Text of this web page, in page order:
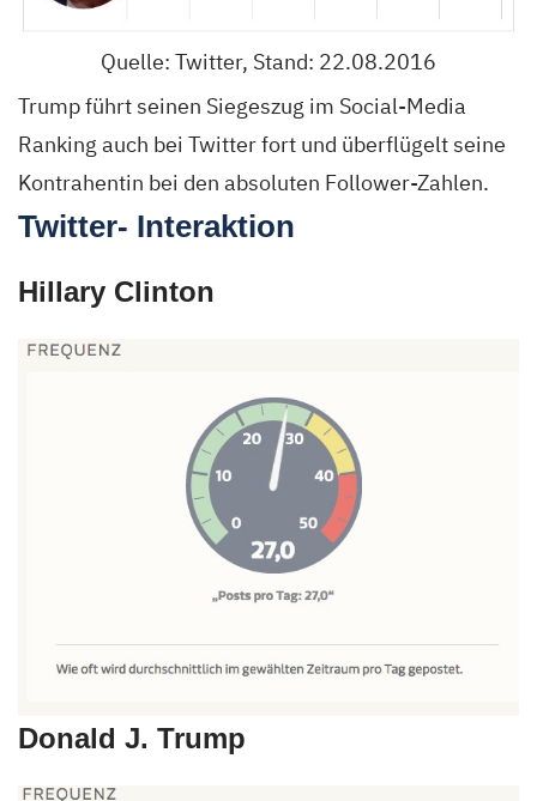
Quelle: Twitter, Stand: 22.08.2016
Trump führt seinen Siegeszug im Social-Media
Ranking auch bei Twitter fort und überflügelt seine
Kontrahentin bei den absoluten Follower-Zahlen.
Twitter- Interaktion
Hillary Clinton
Donald J. Trump